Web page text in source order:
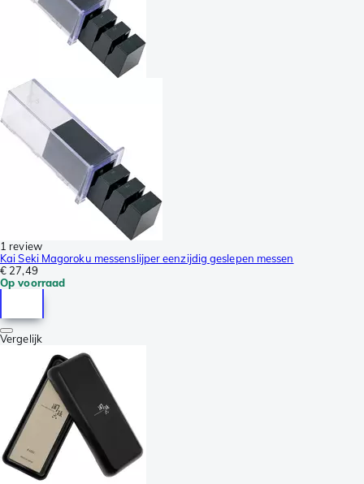
1 review
Kai Seki Magoroku messenslijper eenzijdig geslepen messen
€ 27,49
Op voorraad
Vergelijk